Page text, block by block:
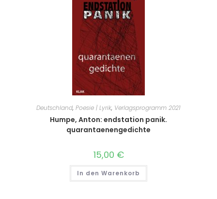
Deutschland, Poesie | Lyrik, Verlagsprogramm 2021
Humpe, Anton: endstation panik.
quarantaenengedichte
15,00 €
In den Warenkorb